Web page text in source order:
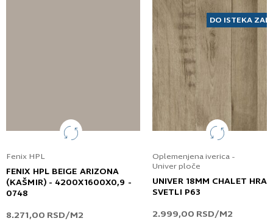
Fenix HPL
FENIX HPL BEIGE ARIZONA
(KAŠMIR) - 4200X1600X0,9 -
0748
8.271,00 RSD/M2
DO ISTEKA
Oplemenjena iverica -
Univer ploče
UNIVER 18MM CHALET
SVETLI P63
2.999,00 RSD/M2